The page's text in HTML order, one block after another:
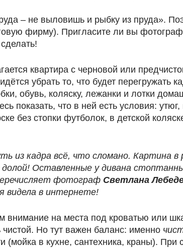
– не выловишь и рыбку из пруда».
фирму). Пригласите ли вы
квартира с черновой или
убрать то, что будет
обувь, коляску, лежанки и лотки
показать, что в ней есть условия:
без стопки футболок, в детской
из кадра всё, что сломано. Картина
долой! Оставленные у дивана
фотограф Светлана
видела в интернете!
внимание на места под кроватью или
Но тут важен баланс: именно
(мойка в кухне, сантехника, краны).